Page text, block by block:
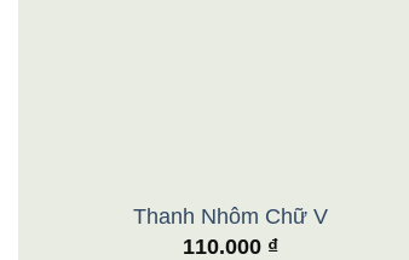
Thanh Nhôm Chữ V
110.000 ₫